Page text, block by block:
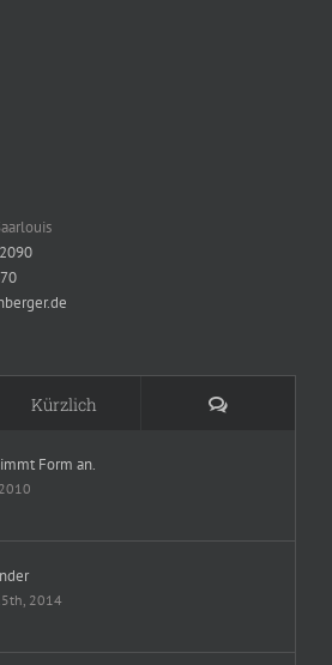
Kürzlich Kommentare
Form an.
2014